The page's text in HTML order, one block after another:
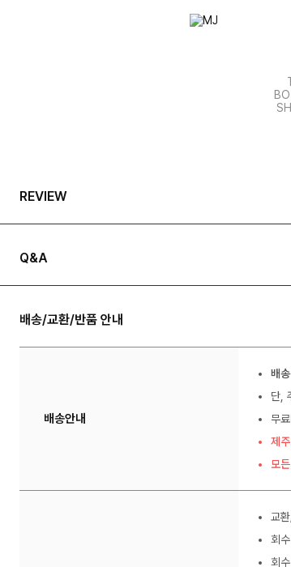
REVIEW
Q&A
배송/교환/반품 안내
배송안내
배
단,
무
제
모
교
회
회